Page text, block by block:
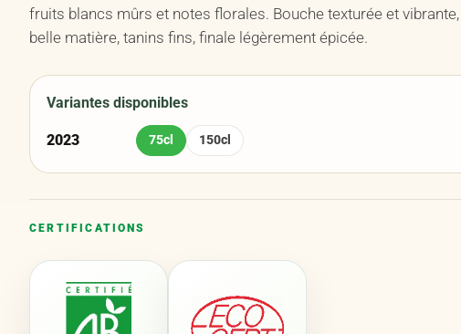
fruits blancs mûrs et notes florales. Bouche texturée et vibrante,
belle matière, tanins fins, finale légèrement épicée.
Variantes disponibles
2023 75cl 150cl
CERTIFICATIONS